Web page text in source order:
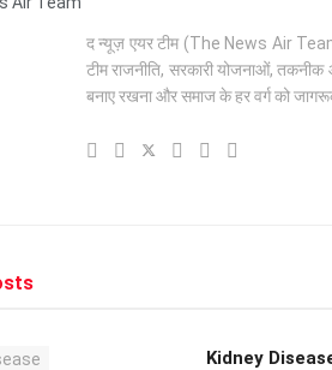
द न्यूज़ एयर टीम (The News Air Team)
टीम राजनीति, सरकारी योजनाओं,
बनाए रखना और समाज के हर वर्ग को
Kidney